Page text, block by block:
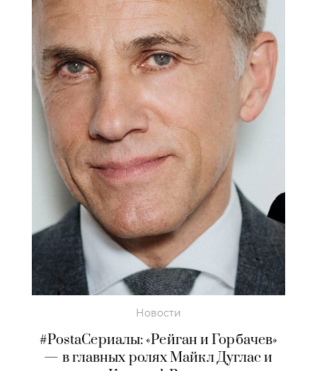
Новости
#PostaСериалы: «Рейган и Горбачев»
— в главных ролях Майкл Дуглас и